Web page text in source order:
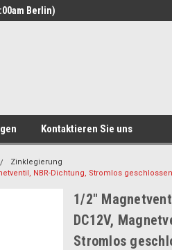
Berlin)
Kontaktieren Sie uns
Zinklegierung
NBR-Dichtung, Stromlos geschlossen
1/2"
DC12V,
Stromlos